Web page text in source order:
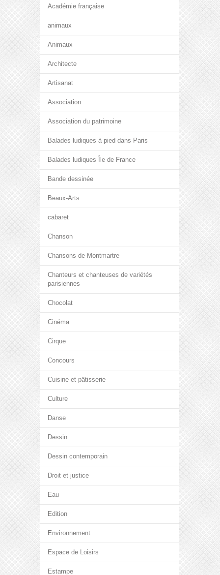
Académie française
animaux
Animaux
Architecte
Artisanat
Association
Association du patrimoine
Balades ludiques à pied dans Paris
Balades ludiques Île de France
Bande dessinée
Beaux-Arts
cabaret
Chanson
Chansons de Montmartre
Chanteurs et chanteuses de variétés
parisiennes
Chocolat
Cinéma
Cirque
Concours
Cuisine et pâtisserie
Culture
Danse
Dessin
Dessin contemporain
Droit et justice
Eau
Edition
Environnement
Espace de Loisirs
Estampe